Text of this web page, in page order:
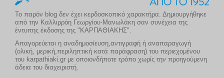
Το παρόν blog δεν έχει κερδοσκοπικό χαρακτήρα. Δημιουργήθηκε
από την Καλλιρρόη Γεωργίου-Μανωλάκη σαν συνέχεια της
έντυπης έκδοσης της "ΚΑΡΠΑΘΙΑΚΗΣ".
Απαγορεύεται η αναδημοσίευση,αντιγραφή ή αναπαραγωγή
(ολική, μερική,περιληπτική κατά παράφραση) του περιεχομένου
του karpathiaki.gr με οποιονδήποτε τρόπο χωρίς την προηγούμενη
άδεια του διαχειριστή.